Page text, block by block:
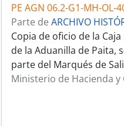
PE AGN 06.2-G1-MH-OL-
Parte de ARCHIVO
Copia de oficio de la
de la Aduanilla de Paita,
parte del Marqués de
Ministerio de Hacienda y